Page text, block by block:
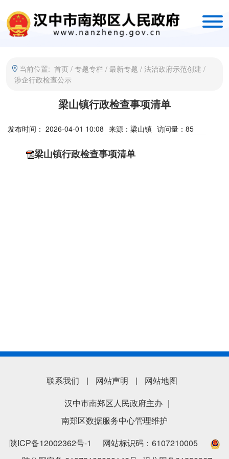
当前位置: 首页 / 专题专栏 / 最新专题 / 法治政府示范创建 /
涉企行政检查公示
梁山镇行政检查事项清单
发布时间： 2026-04-01 10:08 来源： 梁山镇 访问量： 85
梁山镇行政检查事项清单
联系我们 | 网站声明 |
网站地图
汉中市南郑区人民政府主办 |
南郑区数据服务中心管理维护
陕ICP备12002362号-1
网站标识码：6107210005